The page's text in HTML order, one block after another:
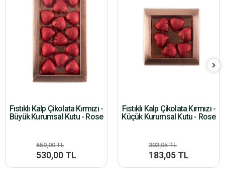
Fıstıklı Kalp Çikolata Kırmızı -
Büyük Kurumsal Kutu - Rose
650,00 TL
530,00 TL
Fıstıklı Kalp Çikolata Kırmızı -
Küçük Kurumsal Kutu - Rose
303,05 TL
183,05 TL